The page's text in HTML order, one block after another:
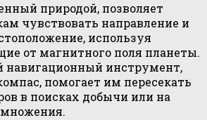
природой, позволяет
чувствовать направление и
используя
от магнитного поля планеты.
навигационный инструмент,
помогает им пересекать
в поисках добычи или на